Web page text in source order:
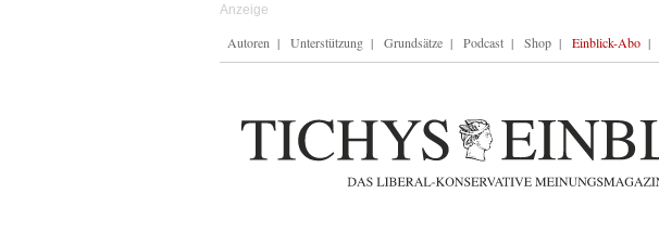
Autoren Unterstützung Grundsätze Podcast Shop Einblick-Abo